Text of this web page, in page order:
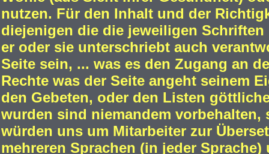
nutzen. Für den Inhalt und der
diejenigen die die jeweiligen
er oder sie unterschriebt auch
Seite sein, ... was es den Zugang an
Rechte was der Seite angeht seinem
den Gebeten, oder den Listen
wurden sind niemandem
würden uns um Mitarbeiter zur
mehreren Sprachen (in jeder